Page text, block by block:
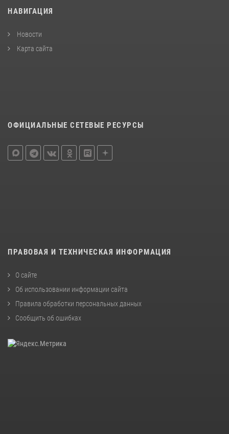
НАВИГАЦИЯ
Новости
Карта сайта
ОФИЦИАЛЬНЫЕ СЕТЕВЫЕ РЕСУРСЫ
ПРАВОВАЯ И ТЕХНИЧЕСКАЯ ИНФОРМАЦИЯ
О сайте
Об использовании информации сайта
Правила обработки персональных данных
Сообщить об ошибках